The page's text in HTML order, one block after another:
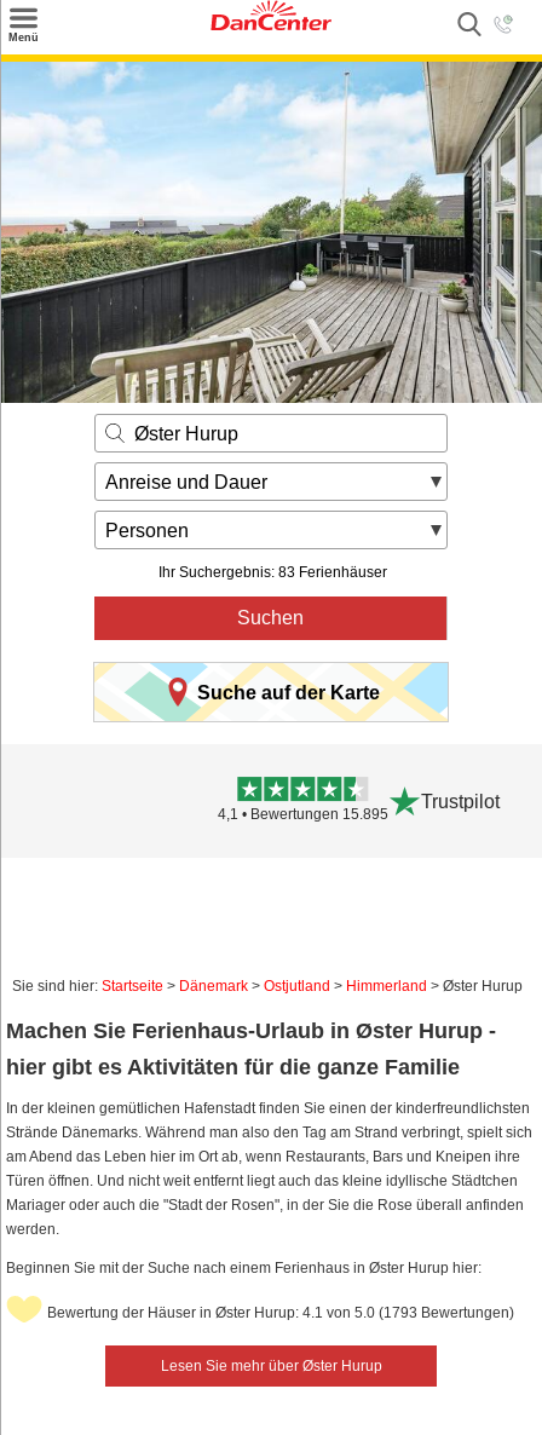
Menü
Suchen
Urlaubsziele
Angebote
Inspiration
Kontakt
Gut zu wissen
Login
Øster Hurup
Anreise und Dauer
Personen
Ihr Suchergebnis: 83 Ferienhäuser
Suchen
Suche auf der Karte
4,1 • Bewertungen 15.895
Trustpilot
Sie sind hier: Startseite > Dänemark > Ostjutland > Himmerland > Øster Hurup
Machen Sie Ferienhaus-Urlaub in Øster Hurup -
hier gibt es Aktivitäten für die ganze Familie
In der kleinen gemütlichen Hafenstadt finden Sie einen der kinderfreundlichsten
Strände Dänemarks. Während man also den Tag am Strand verbringt, spielt sich
am Abend das Leben hier im Ort ab, wenn Restaurants, Bars und Kneipen ihre
Türen öffnen. Und nicht weit entfernt liegt auch das kleine idyllische Städtchen
Mariager oder auch die "Stadt der Rosen", in der Sie die Rose überall anfinden
werden.
Beginnen Sie mit der Suche nach einem Ferienhaus in Øster Hurup hier:
Lesen Sie mehr über Øster Hurup
Bewertung der Häuser in Øster Hurup: 4.1 von 5.0 (1793 Bewertungen)